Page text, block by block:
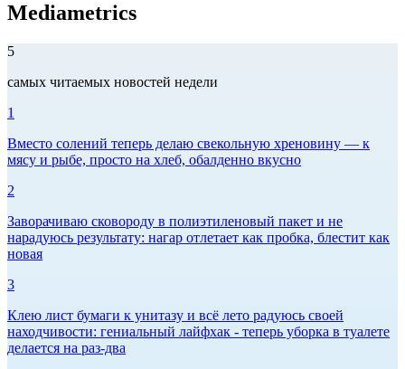
Mediametrics
5
самых читаемых новостей недели
1
Вместо солений теперь делаю свекольную хреновину — к
мясу и рыбе, просто на хлеб, обалденно вкусно
2
Заворачиваю сковороду в полиэтиленовый пакет и не
нарадуюсь результату: нагар отлетает как пробка, блестит как
новая
3
Клею лист бумаги к унитазу и всё лето радуюсь своей
находчивости: гениальный лайфхак - теперь уборка в туалете
делается на раз-два